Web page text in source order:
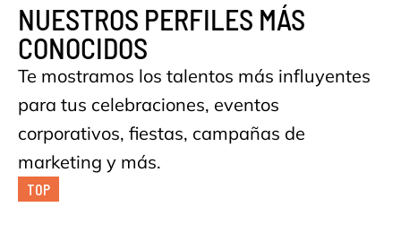
NUESTROS PERFILES MÁS
CONOCIDOS
Te mostramos los talentos más influyentes
para tus celebraciones, eventos
corporativos, fiestas, campañas de
marketing y más.
TOP